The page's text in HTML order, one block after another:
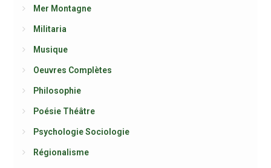
Mer Montagne
Militaria
Musique
Oeuvres Complètes
Philosophie
Poésie Théâtre
Psychologie Sociologie
Régionalisme